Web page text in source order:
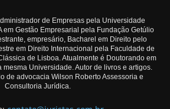
de Empresas pela Universidade
em Gestão Empresarial pela Fundação Getúlio
empresário, Bacharel em Direito pelo
em Direito Internacional pela Faculdade de
de Lisboa. Atualmente é Doutorando em
mesma Universidade. Autor de livros e artigos.
de advocacia Wilson Roberto Assessoria e
Consultoria Jurídica.